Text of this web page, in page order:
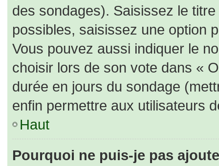
des sondages). Saisissez le
possibles, saisissez une option
Vous pouvez aussi indiquer le
choisir lors de son vote dans «
durée en jours du sondage
enfin permettre aux utilisateurs
Haut
Pourquoi ne puis-je pas